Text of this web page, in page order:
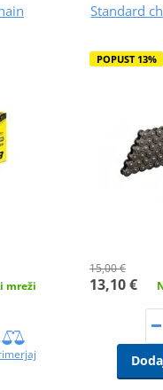
mreži
Standard
POPUST 13%
15,00 €
13,10 €